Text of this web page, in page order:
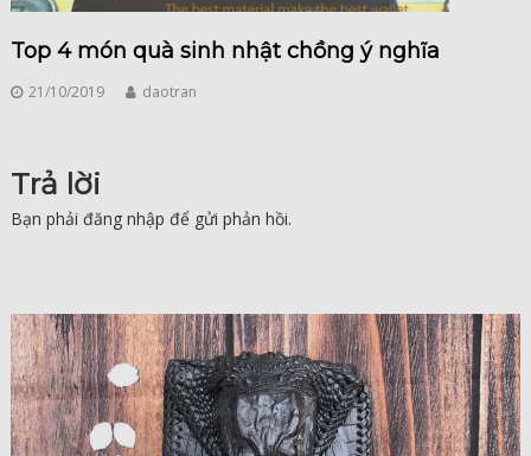
Top 4 món quà sinh nhật chồng ý nghĩa
21/10/2019 daotran
Trả lời
Bạn phải đăng nhập để gửi phản hồi.